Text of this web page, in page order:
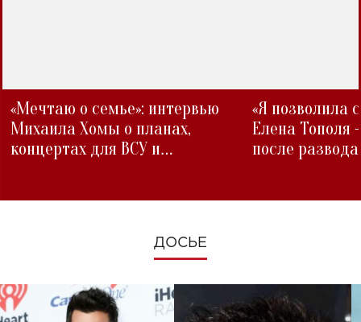
«Мечтаю о семье»: интервью
Михаила Хомы о планах,
концертах для ВСУ и
«Я позволила
Елена Тополя
после развода
ДОСЬЕ